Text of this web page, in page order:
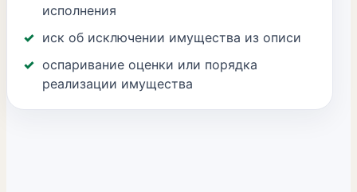
исполнения
иск об исключении имущества из описи
оспаривание оценки или порядка
реализации имущества